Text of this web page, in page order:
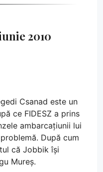
2010
Csanad este un
ce FIDESZ a prins
ambarcațiunii lui
După cum
că Jobbik își
Mureș.